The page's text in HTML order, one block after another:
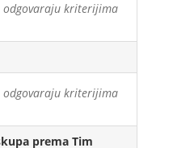
odgovaraju kriterijima
odgovaraju kriterijima
prema Tim